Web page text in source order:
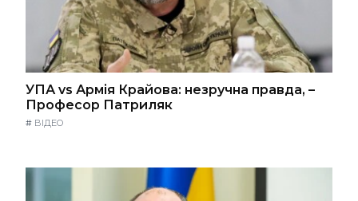
УПА vs Армія Крайова: незручна правда, –
Професор Патриляк
# ВІДЕО